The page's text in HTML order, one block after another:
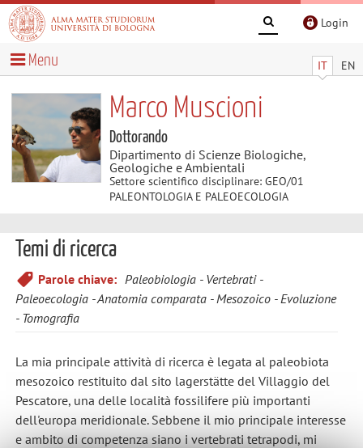
Login
IT EN
Menu
Marco Muscioni
Dottorando
Dipartimento di Scienze Biologiche,
Geologiche e Ambientali
Settore scientifico disciplinare: GEO/01
PALEONTOLOGIA E PALEOECOLOGIA
Temi di ricerca
Parole chiave: Paleobiologia
Vertebrati
Paleoecologia Anatomia comparata Mesozoico
Evoluzione
Tomografia
La mia principale attività di ricerca è legata al paleobiota
mesozoico restituito dal sito lagerstätte del Villaggio del
Pescatore, una delle località fossilifere più importanti
dell'europa meridionale. Sebbene il mio principale interesse
e ambito di competenza siano i vertebrati tetrapodi, mi